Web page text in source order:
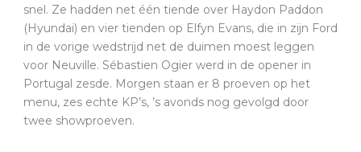
snel. Ze hadden net één tiende over Haydon Paddon
(Hyundai) en vier tienden op Elfyn Evans, die in zijn Ford
in de vorige wedstrijd net de duimen moest leggen
voor Neuville. Sébastien Ogier werd in de opener in
Portugal zesde. Morgen staan er 8 proeven op het
menu, zes echte KP’s, ’s avonds nog gevolgd door
twee showproeven.